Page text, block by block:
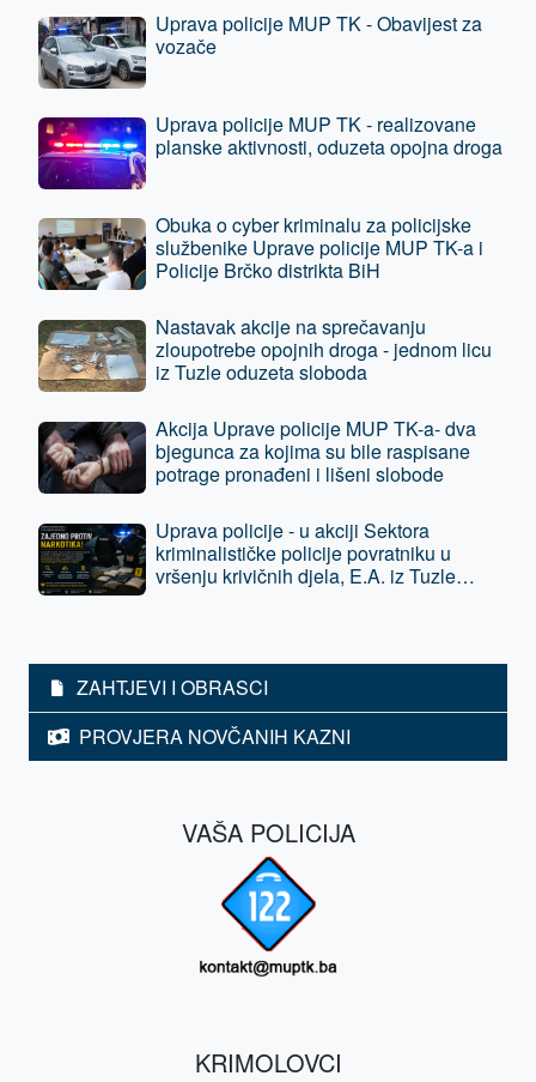
Uprava policije MUP TK - Obavijest za
vozače
Uprava policije MUP TK - realizovane
planske aktivnosti, oduzeta opojna droga
Obuka o cyber kriminalu za policijske
službenike Uprave policije MUP TK-a i
Policije Brčko distrikta BiH
Nastavak akcije na sprečavanju
zloupotrebe opojnih droga - jednom licu
iz Tuzle oduzeta sloboda
Akcija Uprave policije MUP TK-a- dva
bjegunca za kojima su bile raspisane
potrage pronađeni i lišeni slobode
Uprava policije - u akciji Sektora
kriminalističke policije povratniku u
vršenju krivičnih djela, E.A. iz Tuzle
ZAHTJEVI I OBRASCI
PROVJERA NOVČANIH KAZNI
VAŠA POLICIJA
KRIMOLOVCI